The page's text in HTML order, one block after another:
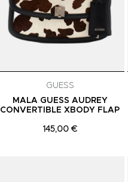
GUESS
MALA GUESS AUDREY
CONVERTIBLE XBODY FLAP
145,00 €